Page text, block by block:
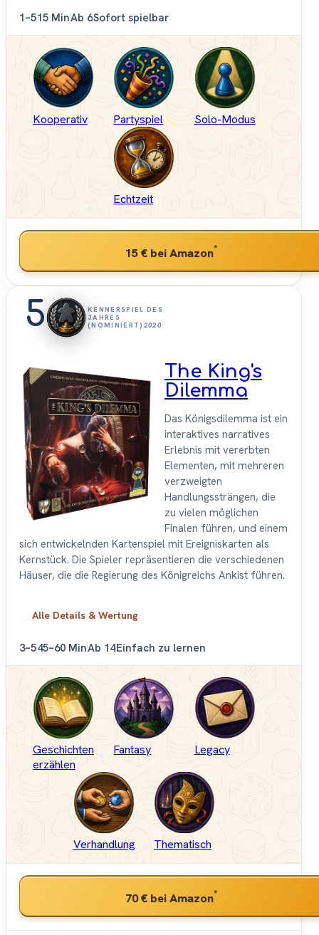
1–515 MinAb 6Sofort spielbar
Kooperativ Partyspiel Solo-Modus
Echtzeit
15 € bei Amazon*
5
KENNERSPIEL DES
JAHRES
(NOMINIERT) 2020
The King's
Dilemma
Das Königsdilemma ist ein
interaktives narratives
Erlebnis mit vererbten
Elementen, mit mehreren
verzweigten
Handlungssträngen, die
zu vielen möglichen
Finalen führen, und einem
sich entwickelnden Kartenspiel mit Ereigniskarten als
Kernstück. Die Spieler repräsentieren die verschiedenen
Häuser, die die Regierung des Königreichs Ankist führen.
Alle Details & Wertung
3–545–60 MinAb 14Einfach zu lernen
Geschichten
erzählen
Fantasy Legacy
Verhandlung Thematisch
70 € bei Amazon*